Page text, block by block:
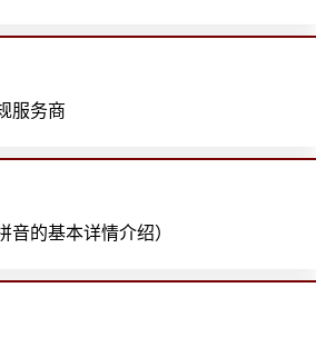
服务商
音的基本详情介绍）